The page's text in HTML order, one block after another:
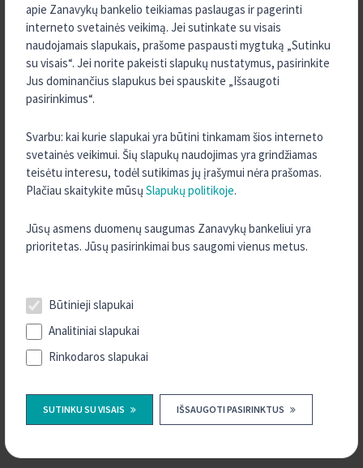
apie Zanavykų bankelio teikiamas paslaugas ir pagerinti
interneto svetainės veikimą. Jei sutinkate su visais
naudojamais slapukais, prašome paspausti mygtuką „Sutinku
su visais“. Jei norite pakeisti slapukų nustatymus, pasirinkite
Jus dominančius slapukus bei spauskite „Išsaugoti
pasirinkimus“.
Svarbu: kai kurie slapukai yra būtini tinkamam šios interneto
svetainės veikimui. Šių slapukų naudojimas yra grindžiamas
teisėtu interesu, todėl sutikimas jų įrašymui nėra prašomas.
Plačiau skaitykite mūsų Slapukų politikoje.
Jūsų asmens duomenų saugumas Zanavykų bankeliui yra
prioritetas. Jūsų pasirinkimai bus saugomi vienus metus.
Būtinieji slapukai
Analitiniai slapukai
Rinkodaros slapukai
SUTINKU SU VISAIS IŠSAUGOTI PASIRINKTUS
2025 m. Birželis
2025 m. Vasaris
2024 m. Rugsėjis
2024 m. Birželis
2023 m. Gruodis
2023 m. Rugpjūtis
2023 m. Vasaris
2022 m. Lapkritis
2022 m. Rugpjūtis
2022 m. Sausis
2021 m. Rugsėjis
2021 m. Rugpjūtis
2021 m. Kovas
2021 m. Sausis